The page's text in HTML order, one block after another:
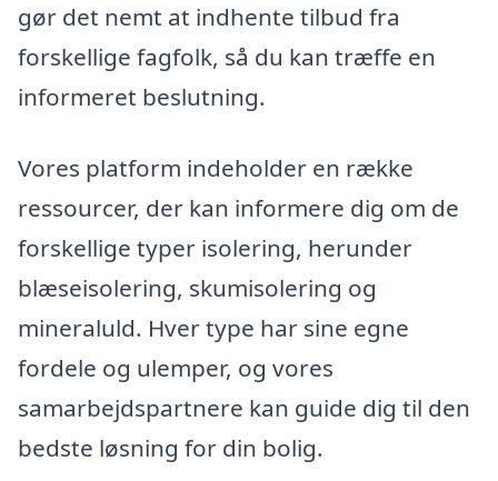
gør det nemt at indhente tilbud fra
forskellige fagfolk, så du kan træffe en
informeret beslutning.
Vores platform indeholder en række
ressourcer, der kan informere dig om de
forskellige typer isolering, herunder
blæseisolering, skumisolering og
mineraluld. Hver type har sine egne
fordele og ulemper, og vores
samarbejdspartnere kan guide dig til den
bedste løsning for din bolig.